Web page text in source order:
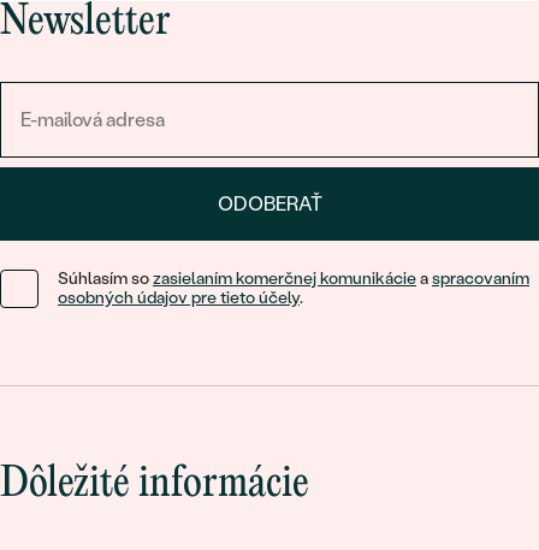
Newsletter
ODOBERAŤ
Súhlasím sozasielaním komerčnej komunikácieaspracovaním
osobných údajov pre tieto účely.
Dôležité informácie